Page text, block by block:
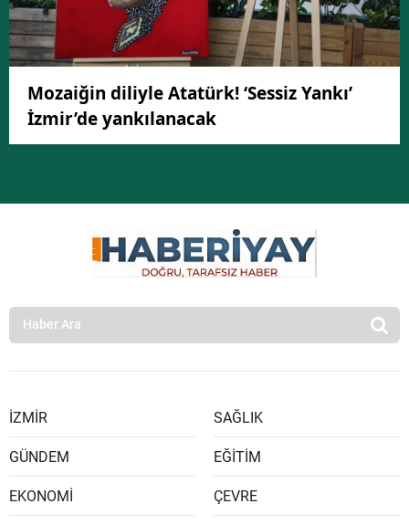
Mozaiğin diliyle Atatürk! ‘Sessiz Yankı’
İzmir’de yankılanacak
İZMİR
GÜNDEM
EKONOMİ
SAĞLIK
EĞİTİM
ÇEVRE